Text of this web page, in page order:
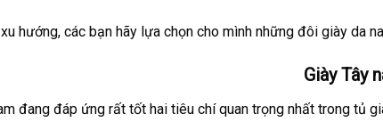
hướng, các bạn hãy lựa chọn cho mình những đôi giày da
Giày Tây
đang đáp ứng rất tốt hai tiêu chí quan trọng nhất trong tủ